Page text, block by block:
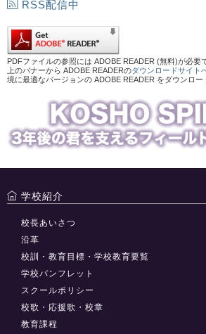
RSS配信中
PDFファイルの参照には ADOBE READER (無料)が必要
上のバナーから ADOBE READERのダウンロードサイト
境に最適なバージョンの ADOBE READER をダウンロー
学校紹介
校長あいさつ
沿革
校訓・教育目標・学校教育要覧
学校パンフレット
スクールポリシー
校歌・応援歌・校章
教育課程